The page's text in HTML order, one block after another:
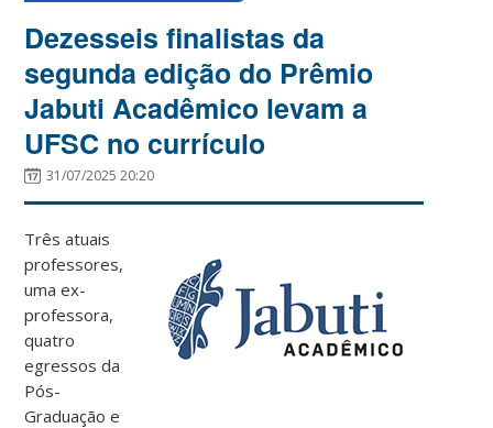
Dezesseis finalistas da
segunda edição do Prêmio
Jabuti Acadêmico levam a
UFSC no currículo
31/07/2025 20:20
Três atuais
professores,
uma ex-
professora,
quatro
egressos da
Pós-
Graduação e